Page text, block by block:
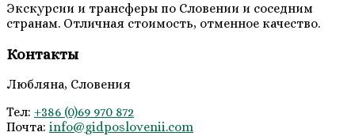
Экскурсии и трансферы по Словении и соседним
странам. Отличная стоимость, отменное качество.
Контакты
Любляна, Словения
Тел: +386 (0)69 970 872
Почта: info@gidposlovenii.com